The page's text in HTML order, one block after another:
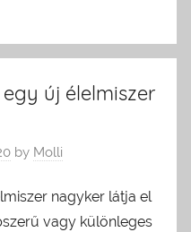
új élelmiszer
by Molli
nagyker látja el
vagy különleges